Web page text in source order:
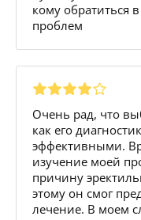
кому обратиться
проблем
Очень рад, что
как его
эффективными.
изучение моей
причину
этому он смог
лечение. В моем